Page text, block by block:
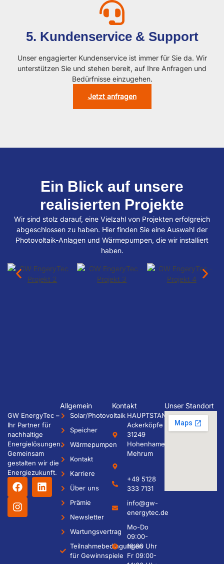
5. Kundenservice & Support
Unser engagierter Kundenservice ist immer für Sie da. Wir
unterstützen Sie und stehen bereit, auf Ihre Anfragen und
Bedürfnisse einzugehen.
Jetzt anfragen
Ein Blick auf unsere
realisierten Projekte
Wir sind stolz darauf, eine Vielzahl von Projekten erfolgreich
abgeschlossen zu haben. Hier finden Sie eine Auswahl der
Photovoltaik-Anlagen und Wärmepumpen, die wir installiert
haben.
GW EnergyTec –
Ihr Partner für
nachhaltige
Energielösungen.
Gemeinsam
gestalten wir die
Energiezukunft.
Allgemein
Solar/Photovoltaik
Speicher
Wärmepumpen
Kontakt
Karriere
Über uns
Prämie
Newsletter
Wartungsvertrag
Teilnahmebedingungen
für Gewinnspiele
Kontakt
HAUPTSTANDORT
Ackerköpfe 28
31249
Hohenhameln /
Mehrum
+49 5128
333 7131
info@gw-
energytec.de
Mo-Do
09:00-
16:00 Uhr
Fr 09:00-
Unser Standort